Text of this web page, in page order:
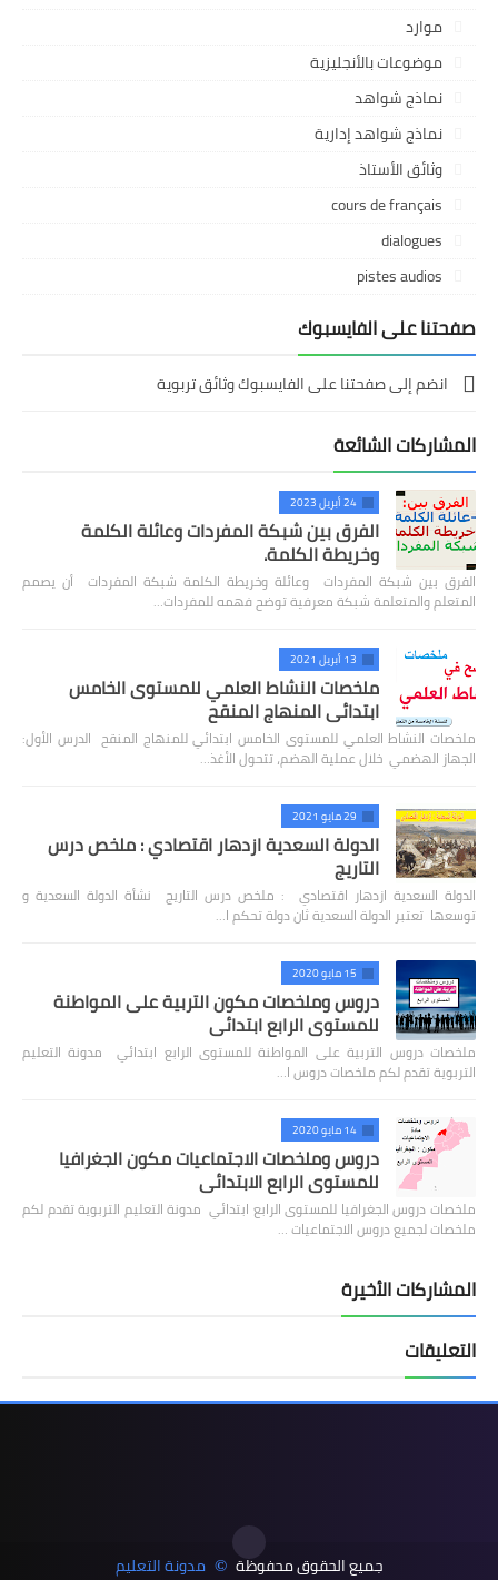
موارد
موضوعات بالأنجليزية
نماذج شواهد
نماذج شواهد إدارية
وثائق الأستاذ
cours de français
dialogues
pistes audios
صفحتنا على الفايسبوك
انضم إلى صفحتنا على الفايسبوك وثائق تربوية
المشاركات الشائعة
24 أبريل 2023
الفرق بين شبكة المفردات وعائلة الكلمة
وخريطة الكلمة.
الفرق بين شبكة المفردات وعائلة وخريطة الكلمة شبكة المفردات أن يصمم
المتعلم والمتعلمة شبكة معرفية توضح فهمه للمفردات…
13 أبريل 2021
ملخصات النشاط العلمي للمستوى الخامس
ابتدائي المنهاج المنقح
ملخصات النشاط العلمي للمستوى الخامس ابتدائي للمنهاج المنقح الدرس الأول:
الجهاز الهضمي خلال عملية الهضم، تتحول الأغذ…
29 مايو 2021
الدولة السعدية ازدهار اقتصادي : ملخص درس
التاريج
الدولة السعدية ازدهار اقتصادي : ملخص درس التاريج نشأة الدولة السعدية و
توسعها تعتبر الدولة السعدية ثان دولة تحكم ا…
15 مايو 2020
دروس وملخصات مكون التربية على المواطنة
للمستوى الرابع ابتدائي
ملخصات دروس التربية على المواطنة للمستوى الرابع ابتدائي مدونة التعليم
التربوية تقدم لكم ملخصات دروس ا…
14 مايو 2020
دروس وملخصات الاجتماعيات مكون الجغرافيا
للمستوى الرابع الابتدائي
ملخصات دروس الجغرافيا للمستوى الرابع ابتدائي مدونة التعليم التربوية تقدم لكم
ملخصات لجميع دروس الاجتماعيات …
المشاركات الأخيرة
التعليقات
جميع الحقوق محفوظة © مدونة التعليم